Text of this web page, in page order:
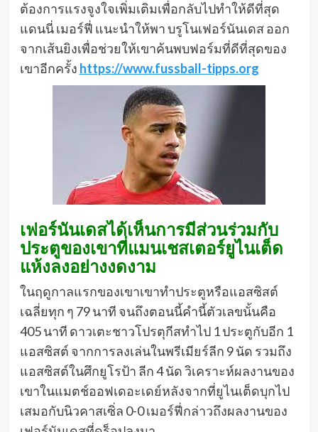
ต้องการแรงจูงใจเพิ่มเติมเพื่อกลับไปทําให้ดีที่สุด
แดนนี่ เมอร์ฟี่ แนะนําให้พา บรูโนเฟอร์นันเดส ออก
จากเส้นยิงเพื่อช่วยให้เขาค้นพบฟอร์มที่ดีที่สุดของ
เขาอีกครั้ง https://www.fussball-tipps.org
เฟอร์นันเดสได้เห็นการมีส่วนร่วมกับ
ประตูของเขาที่แมนเชสเตอร์ยูไนเต็ด
แห้งลงอย่างงดงาม
ในฤดูกาลแรกของเขาเขาทําประตูหรือแอสซิสต์
เฉลี่ยทุก ๆ 79 นาที จนถึงตอนนี้คํานี้ตัวเลขนั้นคือ
405 นาที ดาวเตะชาวโปรตุกีสทําไป 1 ประตูกับอีก 1
แอสซิสต์ จากการลงเล่นในพรีเมียร์ลีก 9 นัด รวมถึง
แอสซิสต์ในศึกยูโรป้า ลีก 4 นัด วิเคราะห์ผลงานของ
เขาในแมตช์ออฟเดอะเดย์หลังจากที่ยูไนเต็ดบุกไป
เสมอกับนิวคาสเซิ่ล 0-0 เมอร์ฟี่กล่าวถึงผลงานของ